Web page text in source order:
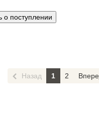
о поступлении
Назад 1 2